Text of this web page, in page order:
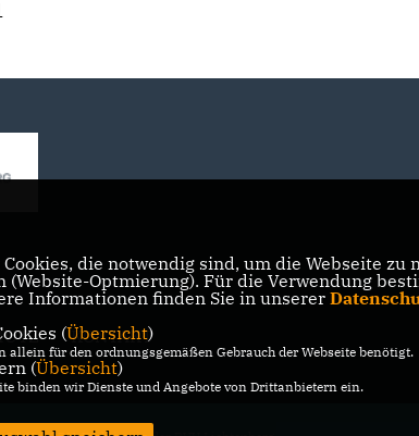
KONTAKT
die notwendig sind, um die Webseite
(Website-Optmierung). Für die Verwendung
Informationen finden Sie in unserer
(Übersicht)
allein für den ordnungsgemäßen Gebrauch der Webseite benötigt.
(Übersicht)
binden wir Dienste und Angebote von Drittanbietern ein.